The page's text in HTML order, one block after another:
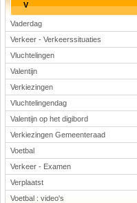
V
Vaderdag
Verkeer - Verkeerssituaties
Vluchtelingen
Valentijn
Verkiezingen
Vluchtelingendag
Valentijn op het digibord
Verkiezingen Gemeenteraad
Voetbal
Verkeer - Examen
Verplaatst
Voetbal : video's